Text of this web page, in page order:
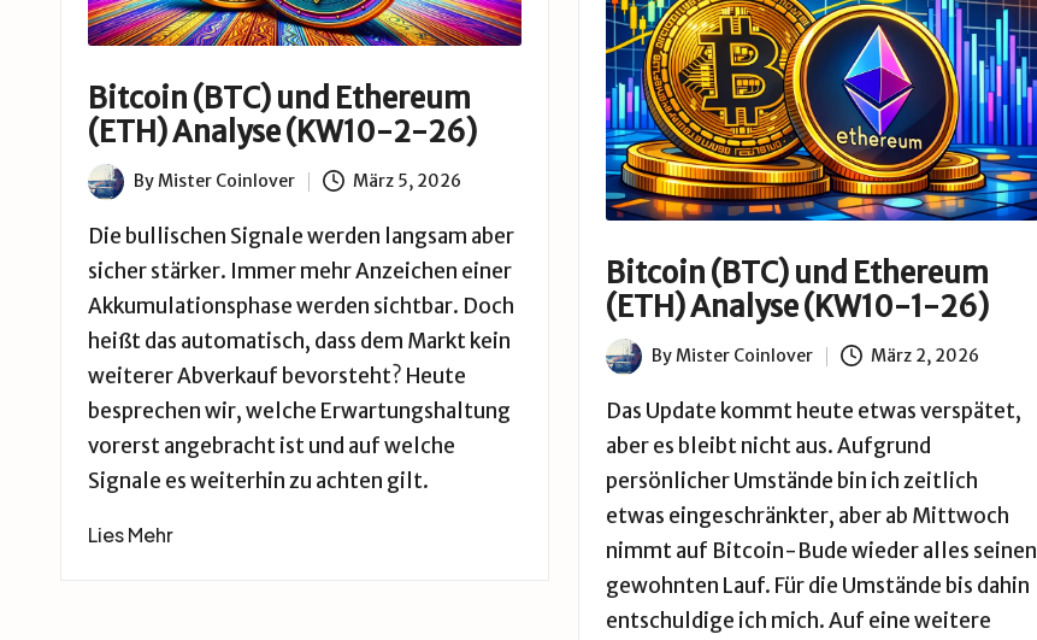
Bitcoin (BTC) und Ethereum
(ETH) Analyse (KW10-2-26)
Posted
by
ByMister Coinlover März 5, 2026
Die bullischen Signale werden langsam aber
sicher stärker. Immer mehr Anzeichen einer
Akkumulationsphase werden sichtbar. Doch
heißt das automatisch, dass dem Markt kein
weiterer Abverkauf bevorsteht? Heute
besprechen wir, welche Erwartungshaltung
vorerst angebracht ist und auf welche
Signale es weiterhin zu achten gilt.
Lies Mehr
Bitcoin (BTC) und Ethereum
(ETH) Analyse (KW10-1-26)
Posted
by
ByMister Coinlover März 2, 2026
Das Update kommt heute etwas verspätet,
aber es bleibt nicht aus. Aufgrund
persönlicher Umstände bin ich zeitlich
etwas eingeschränkter, aber ab Mittwoch
nimmt auf Bitcoin-Bude wieder alles seinen
gewohnten Lauf. Für die Umstände bis dahin
entschuldige ich mich. Auf eine weitere